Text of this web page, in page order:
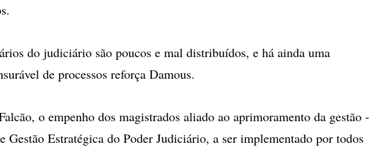
do judiciário são poucos e mal distribuídos, e há ainda uma
de processos reforça Damous.
o empenho dos magistrados aliado ao aprimoramento da gestão -
Gestão Estratégica do Poder Judiciário, a ser implementado por todos